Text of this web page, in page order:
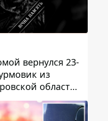
вернулся 23-
из
области